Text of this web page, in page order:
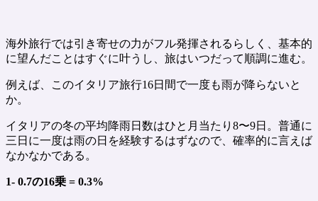
海外旅行では引き寄せの力がフル発揮されるらしく、基本的
に望んだことはすぐに叶うし、旅はいつだって順調に進む。
例えば、このイタリア旅行16日間で一度も雨が降らないと
か。
イタリアの冬の平均降雨日数はひと月当たり8〜9日。普通に
三日に一度は雨の日を経験するはずなので、確率的に言えば
なかなかである。
1- 0.7の16乗 = 0.3%